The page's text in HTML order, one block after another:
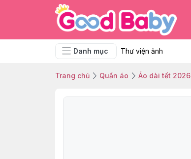
Danh mục Thư viện ảnh
Trang chủ Quần áo Áo dài tết 2026